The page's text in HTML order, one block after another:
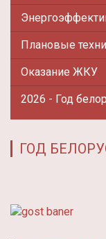
Плановые
Оказание ЖКУ
2026 - Год
ГОД